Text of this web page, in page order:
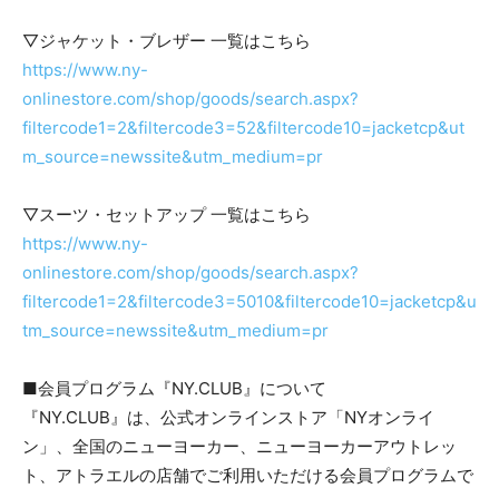
▽ジャケット・ブレザー 一覧はこちら
https://www.ny-
onlinestore.com/shop/goods/search.aspx?
filtercode1=2&filtercode3=52&filtercode10=jacketcp&ut
m_source=newssite&utm_medium=pr
▽スーツ・セットアップ 一覧はこちら
https://www.ny-
onlinestore.com/shop/goods/search.aspx?
filtercode1=2&filtercode3=5010&filtercode10=jacketcp&u
tm_source=newssite&utm_medium=pr
■会員プログラム『NY.CLUB』について
『NY.CLUB』は、公式オンラインストア「NYオンライ
ン」、全国のニューヨーカー、ニューヨーカーアウトレッ
ト、アトラエルの店舗でご利用いただける会員プログラムで